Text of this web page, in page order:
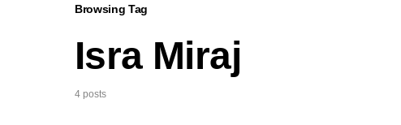
Browsing Tag
Isra Miraj
4 posts